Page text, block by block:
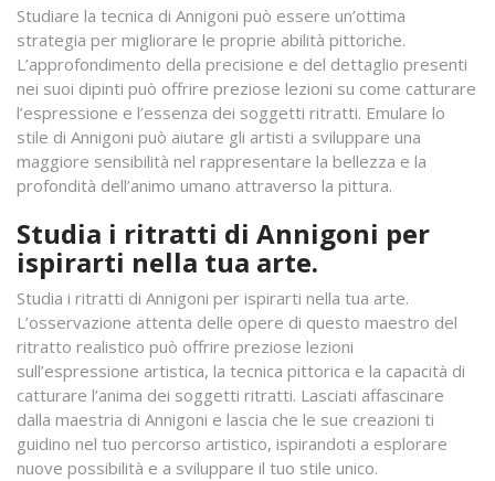
Studiare la tecnica di Annigoni può essere un’ottima
strategia per migliorare le proprie abilità pittoriche.
L’approfondimento della precisione e del dettaglio presenti
nei suoi dipinti può offrire preziose lezioni su come catturare
l’espressione e l’essenza dei soggetti ritratti. Emulare lo
stile di Annigoni può aiutare gli artisti a sviluppare una
maggiore sensibilità nel rappresentare la bellezza e la
profondità dell’animo umano attraverso la pittura.
Studia i ritratti di Annigoni per
ispirarti nella tua arte.
Studia i ritratti di Annigoni per ispirarti nella tua arte.
L’osservazione attenta delle opere di questo maestro del
ritratto realistico può offrire preziose lezioni
sull’espressione artistica, la tecnica pittorica e la capacità di
catturare l’anima dei soggetti ritratti. Lasciati affascinare
dalla maestria di Annigoni e lascia che le sue creazioni ti
guidino nel tuo percorso artistico, ispirandoti a esplorare
nuove possibilità e a sviluppare il tuo stile unico.